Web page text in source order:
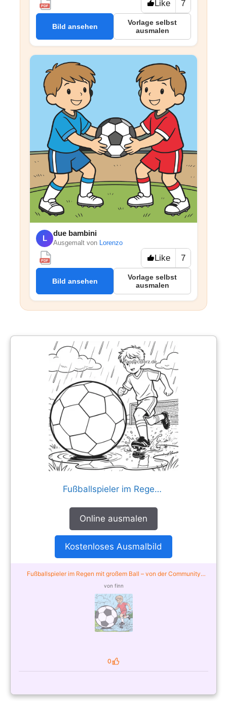
PDF Like 7
Bild ansehen
Vorlage selbst
ausmalen
L
due bambini
Ausgemalt von Lorenzo
PDF Like 7
Bild ansehen
Vorlage selbst
ausmalen
Fußballspieler im Regen mit großem Ball
Online ausmalen
Kostenloses Ausmalbild
Fußballspieler im Regen mit großem Ball – von der Community
von finn
0
Likes